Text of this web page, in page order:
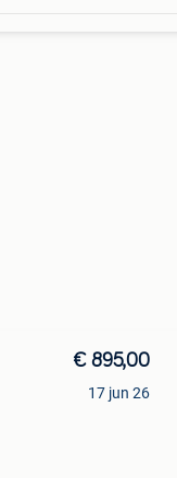
€ 895,00
17 jun 26